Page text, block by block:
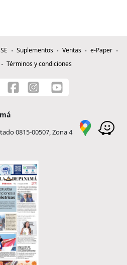
Suplementos Ventas
e-Paper
Términos y condiciones
0815-00507, Zona 4